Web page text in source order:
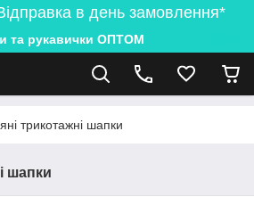
в день замовлення*
та рукавички ОПТОМ
трикотажні шапки
шапки